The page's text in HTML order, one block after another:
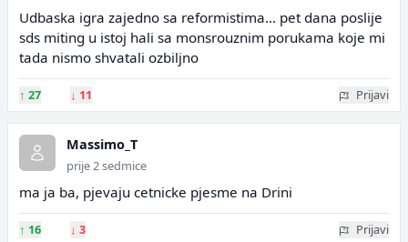
Udbaska igra zajedno sa reformistima... pet dana poslije
sds miting u istoj hali sa monsrouznim porukama koje mi
tada nismo shvatali ozbiljno
↑ 27 ↓ 11 Prijavi
Massimo_T
prije 2 sedmice
ma ja ba, pjevaju cetnicke pjesme na Drini
↑ 16 ↓ 3 Prijavi